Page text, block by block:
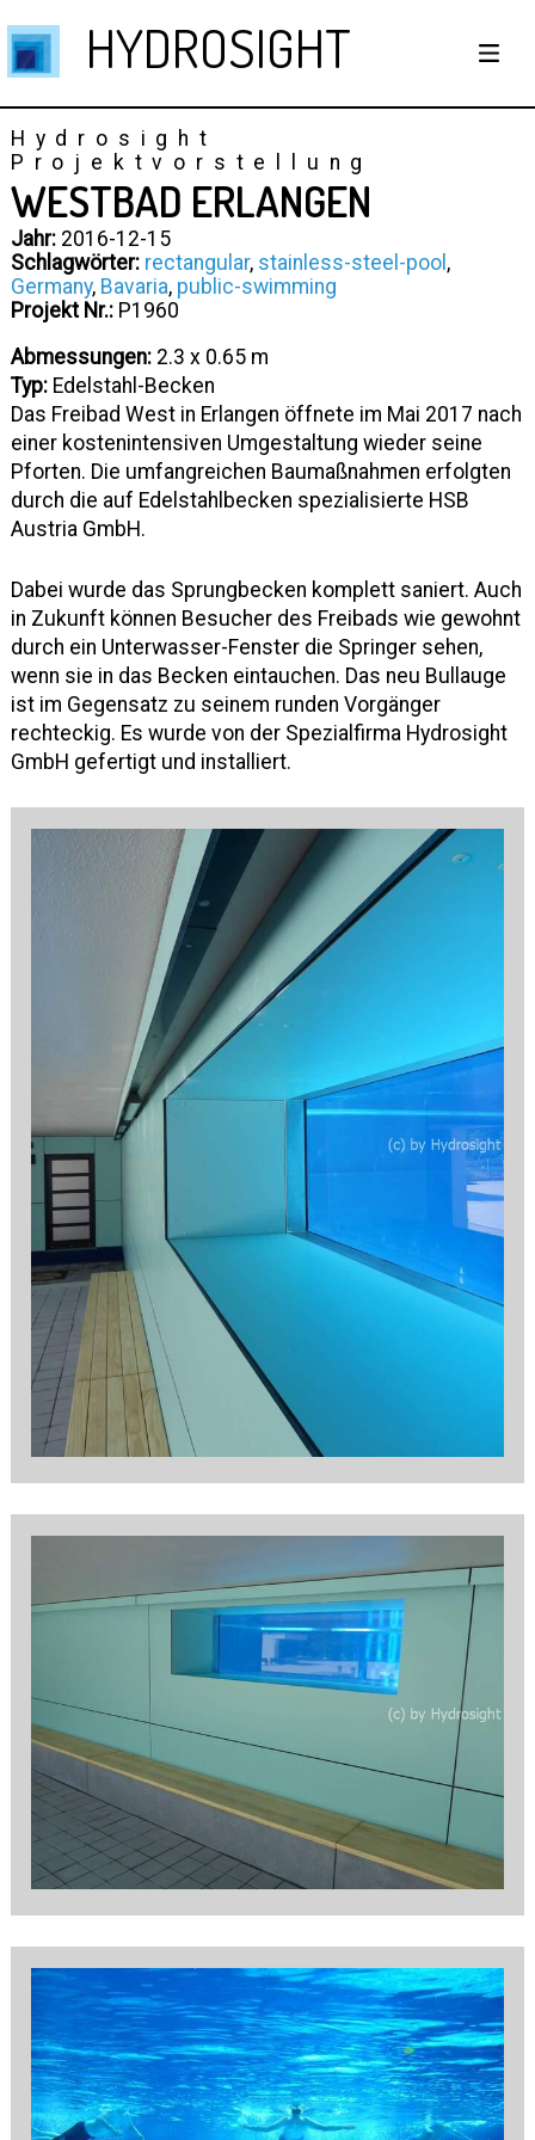
HYDROSIGHT
Hydrosight
Projektvorstellung
WESTBAD ERLANGEN
Jahr:2016-12-15
Schlagwörter: rectangular, stainless-steel-pool ,
Germany, Bavaria, public-swimming
Projekt Nr.:P1960
Abmessungen:2.3 x 0.65 m
Typ:Edelstahl-Becken
Das Freibad West in Erlangen öffnete im Mai 2017 nach
einer kostenintensiven Umgestaltung wieder seine
Pforten. Die umfangreichen Baumaßnahmen erfolgten
durch die auf Edelstahlbecken spezialisierte HSB
Austria GmbH.
Dabei wurde das Sprungbecken komplett saniert. Auch
in Zukunft können Besucher des Freibads wie gewohnt
durch ein Unterwasser-Fenster die Springer sehen,
wenn sie in das Becken eintauchen. Das neu Bullauge
ist im Gegensatz zu seinem runden Vorgänger
rechteckig. Es wurde von der Spezialfirma Hydrosight
GmbH gefertigt und installiert.